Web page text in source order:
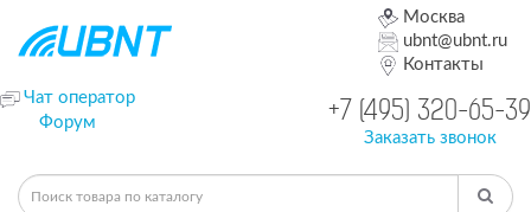
Москва
ubnt@ubnt.ru
Контакты
Чат оператор
Форум
+7 (495) 320-65-39
Заказать звонок